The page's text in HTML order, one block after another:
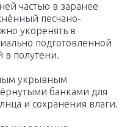
частью в заранее
песчано-
укоренять в
подготовленной
в полутени.
укрывным
банками для
и сохранения влаги.